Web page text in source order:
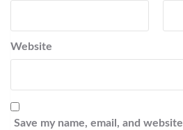
Website
Save my name, email, and